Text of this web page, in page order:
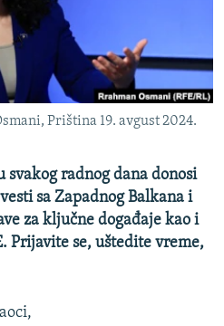
Priština 19. avgust 2024.
svakog radnog dana donosi
sa Zapadnog Balkana i
za ključne događaje kao i
Prijavite se, uštedite vreme,